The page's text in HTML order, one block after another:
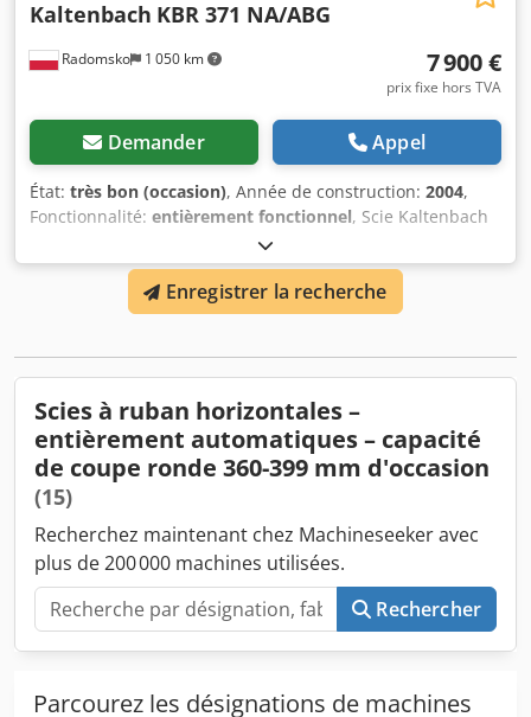
Radomsko 1 050 km
Kaltenbach KBR 371 NA/ABG
7 900 €
prix fixe hors TVA
Demander Appel
État: très bon (occasion), Année de construction: 2004,
Fonctionnalité: entièrement fonctionnel, Scie Kaltenbach
Dsdpfjwqr Ubox Agmeck Kaltenbach KBR 371 NA/ABG
Année 2004, commande numérique CNC Commande :
Siemens Scie entièrement automatique avec alimentation
en matériau à deux postes. Alimentation en matériau avec
Enregistrer la recherche
Scies à ruban horizontales –
entièrement automatiques – capacité
de coupe ronde 360-399 mm d'occasion
(15)
Recherchez maintenant chez Machineseeker avec
plus de 200 000 machines utilisées.
Rechercher
Parcourez les désignations de machines